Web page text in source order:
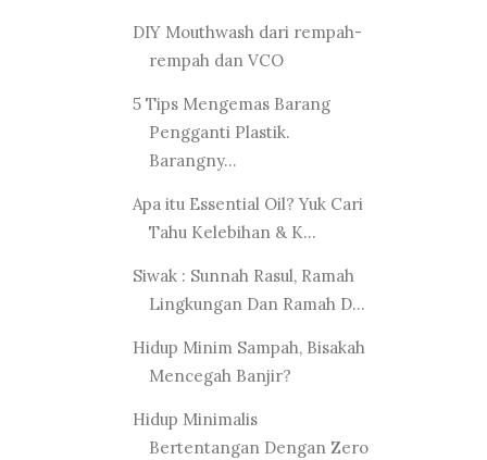
DIY Mouthwash dari rempah-
rempah dan VCO
5 Tips Mengemas Barang
Pengganti Plastik.
Barangny...
Apa itu Essential Oil? Yuk Cari
Tahu Kelebihan & K...
Siwak : Sunnah Rasul, Ramah
Lingkungan Dan Ramah D...
Hidup Minim Sampah, Bisakah
Mencegah Banjir?
Hidup Minimalis
Bertentangan Dengan Zero